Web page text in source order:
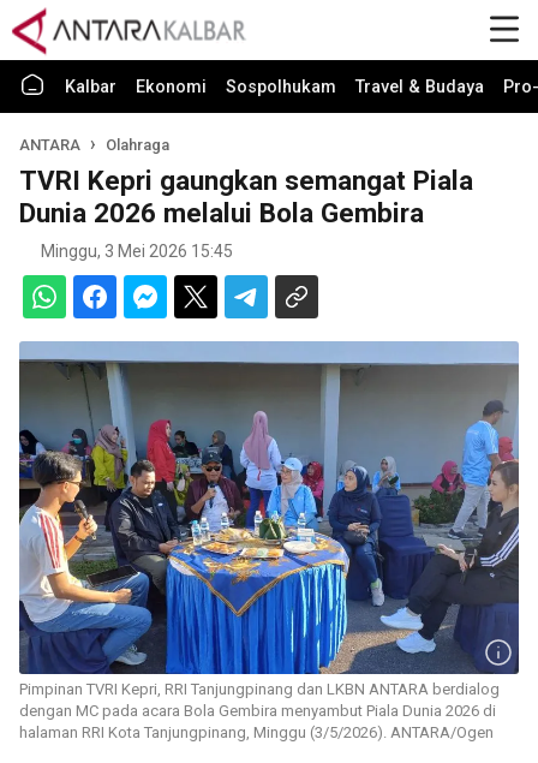
Kalbar Ekonomi Sospolhukam Travel & Budaya
ANTARA Olahraga
TVRI Kepri gaungkan semangat Piala
Dunia 2026 melalui Bola Gembira
Minggu, 3 Mei 2026 15:45
Pimpinan TVRI Kepri, RRI Tanjungpinang dan LKBN ANTARA berdialog
dengan MC pada acara Bola Gembira menyambut Piala Dunia 2026 di
halaman RRI Kota Tanjungpinang, Minggu (3/5/2026). ANTARA/Ogen